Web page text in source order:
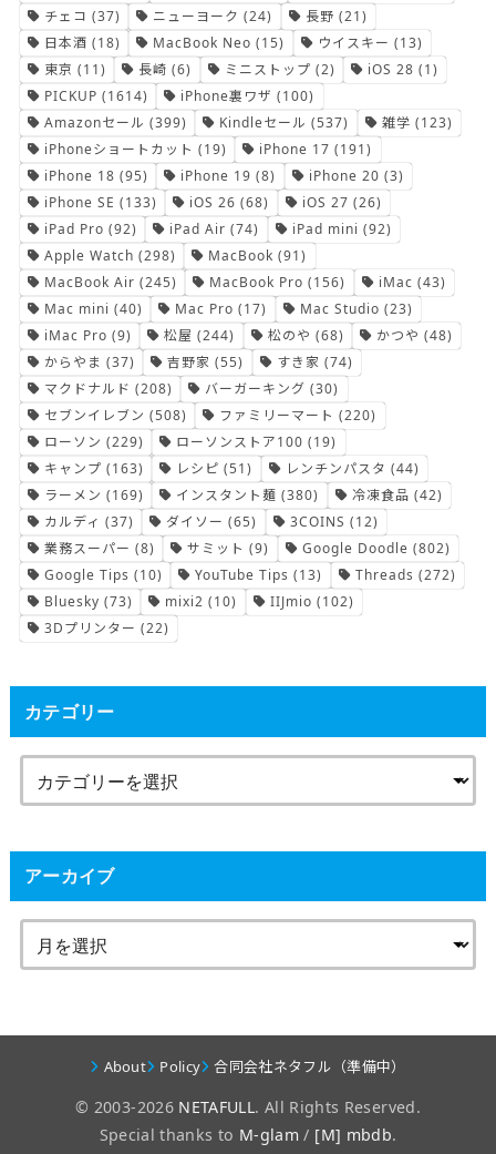
チェコ (37) ニューヨーク (24) 長野 (21)
日本酒 (18) MacBook Neo (15) ウイスキー (13)
東京 (11) 長崎 (6) ミニストップ (2) iOS 28 (1)
PICKUP (1614) iPhone裏ワザ (100)
Amazonセール (399) Kindleセール (537) 雑学 (123)
iPhoneショートカット (19) iPhone 17 (191)
iPhone 18 (95) iPhone 19 (8) iPhone 20 (3)
iPhone SE (133) iOS 26 (68) iOS 27 (26)
iPad Pro (92) iPad Air (74) iPad mini (92)
Apple Watch (298) MacBook (91)
MacBook Air (245) MacBook Pro (156) iMac (43)
Mac mini (40) Mac Pro (17) Mac Studio (23)
iMac Pro (9) 松屋 (244) 松のや (68) かつや (48)
からやま (37) 吉野家 (55) すき家 (74)
マクドナルド (208) バーガーキング (30)
セブンイレブン (508) ファミリーマート (220)
ローソン (229) ローソンストア100 (19)
キャンプ (163) レシピ (51) レンチンパスタ (44)
ラーメン (169) インスタント麺 (380) 冷凍食品 (42)
カルディ (37) ダイソー (65) 3COINS (12)
業務スーパー (8) サミット (9) Google Doodle (802)
Google Tips (10) YouTube Tips (13) Threads (272)
Bluesky (73) mixi2 (10) IIJmio (102)
3Dプリンター (22)
カテゴリー
アーカイブ
About Policy 合同会社ネタフル（準備中）
© 2003-2026 NETAFULL. All Rights Reserved.
Special thanks to M-glam / [M] mbdb.